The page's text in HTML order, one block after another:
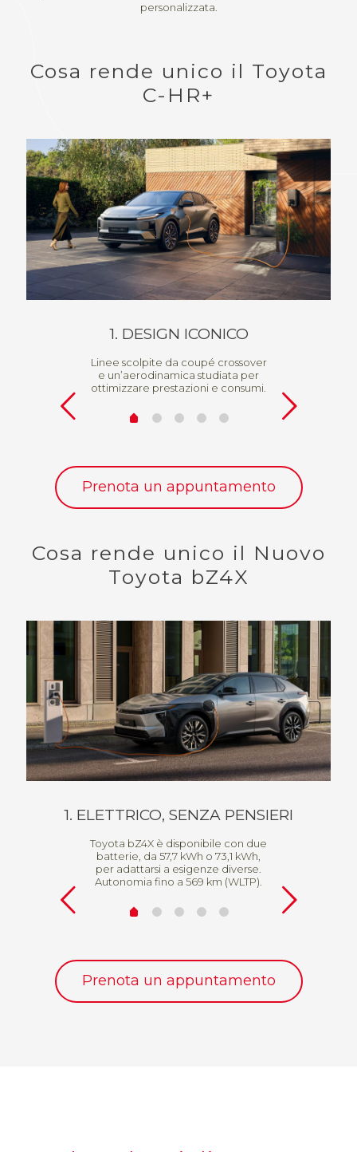
personalizzata.
Cosa rende unico il Toyota
C-HR+
1. DESIGN ICONICO
Linee scolpite da coupé crossover
e un’aerodinamica studiata per
ottimizzare prestazioni e consumi.
Prenota un appuntamento
Cosa rende unico il Nuovo
Toyota bZ4X
1. ELETTRICO, SENZA PENSIERI
Toyota bZ4X è disponibile con due
batterie, da 57,7 kWh o 73,1 kWh,
per adattarsi a esigenze diverse.
Autonomia fino a 569 km (WLTP).
Prenota un appuntamento